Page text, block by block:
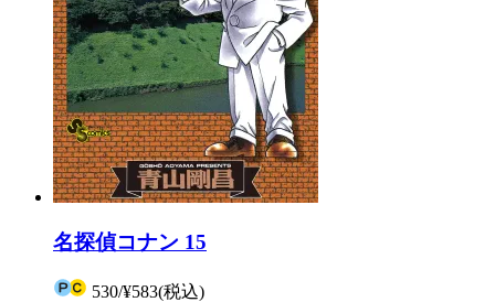
名探偵コナン 15
530/¥583(税込)